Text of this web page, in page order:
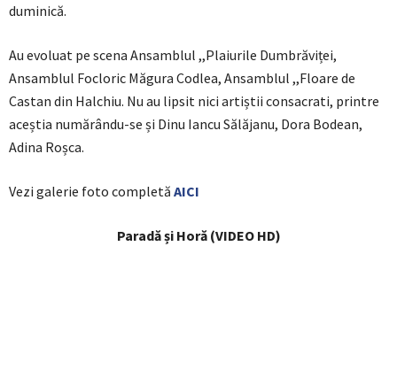
duminică.
Au evoluat pe scena Ansamblul ,,Plaiurile Dumbrăviței,
Ansamblul Focloric Măgura Codlea, Ansamblul ,,Floare de
Castan din Halchiu. Nu au lipsit nici artiștii consacrati, printre
aceștia numărându-se și Dinu Iancu Sălăjanu, Dora Bodean,
Adina Roșca.
Vezi galerie foto completă AICI
Paradă și Horă (VIDEO HD)